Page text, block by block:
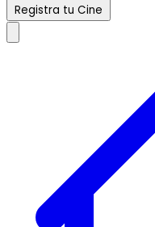
Registra tu Cine